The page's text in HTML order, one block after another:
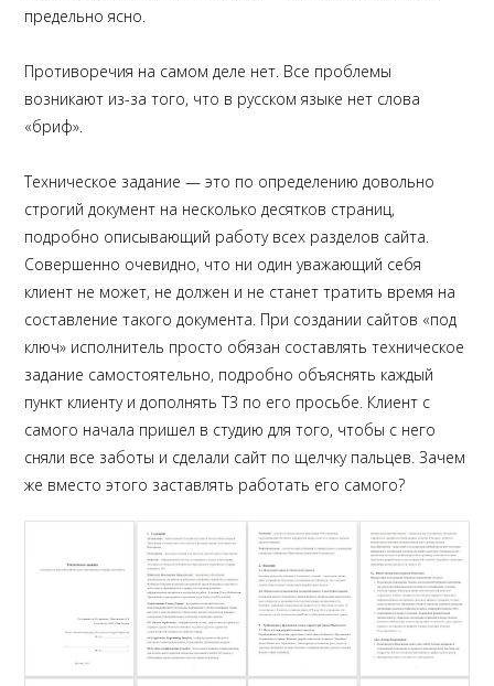
предельно ясно.
Противоречия на самом деле нет. Все проблемы
возникают из-за того, что в русском языке нет слова
«бриф».
Техническое задание — это по определению довольно
строгий документ на несколько десятков страниц,
подробно описывающий работу всех разделов сайта.
Совершенно очевидно, что ни один уважающий себя
клиент не может, не должен и не станет тратить время на
составление такого документа. При создании сайтов «под
ключ» исполнитель просто обязан составлять техническое
задание самостоятельно, подробно объяснять каждый
пункт клиенту и дополнять ТЗ по его просьбе. Клиент с
самого начала пришел в студию для того, чтобы с него
сняли все заботы и сделали сайт по щелчку пальцев. Зачем
же вместо этого заставлять работать его самого?